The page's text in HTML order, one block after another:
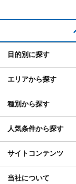
目的別に探す
エリアから探す
種別から探す
人気条件から探す
サイトコンテンツ
当社について